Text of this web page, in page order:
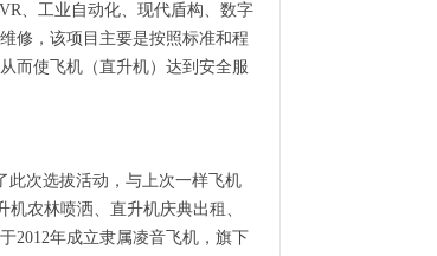
、工业自动化、现代盾构、数字
修，该项目主要是按照标准和程
而使飞机（直升机）达到安全服
此次选拔活动，与上次一样飞机
农林喷洒、直升机庆典出租、
2012年成立隶属凌音飞机，旗下